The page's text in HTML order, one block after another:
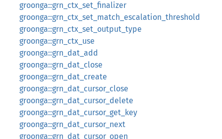
groonga::grn_ctx_set_finalizer
groonga::grn_ctx_set_match_escalation_threshold
groonga::grn_ctx_set_output_type
groonga::grn_ctx_use
groonga::grn_dat_add
groonga::grn_dat_close
groonga::grn_dat_create
groonga::grn_dat_cursor_close
groonga::grn_dat_cursor_delete
groonga::grn_dat_cursor_get_key
groonga::grn_dat_cursor_next
groonga::grn_dat_cursor_open